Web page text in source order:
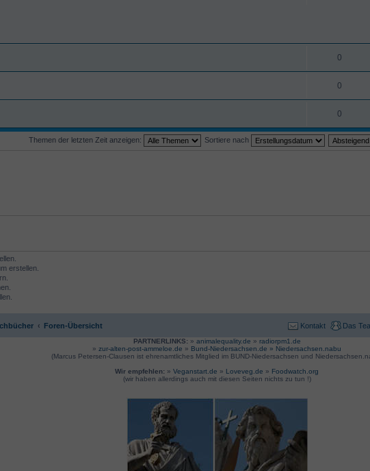
0
0
0
Themen der letzten Zeit anzeigen: Sortiere nach
erstellen.
Foren-Übersicht Das
Kontakt
PARTNERLINKS: » animalequality.de » radiorpm1.de
» zur-alten-post-ammeloe.de » Bund-Niedersachsen.de » Niedersachsen.nabu
(Marcus Petersen-Clausen ist ehrenamtliches Mitglied im BUND-Niedersachsen und
Wir empfehlen: » Veganstart.de » Loveveg.de » Foodwatch.org
(wir haben allerdings auch mit diesen Seiten nichts zu tun !)